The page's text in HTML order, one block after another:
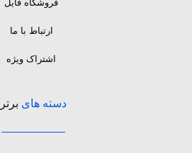
فروشگاه فایل
ارتباط با ما
اشتراک ویژه
دسته های برتر